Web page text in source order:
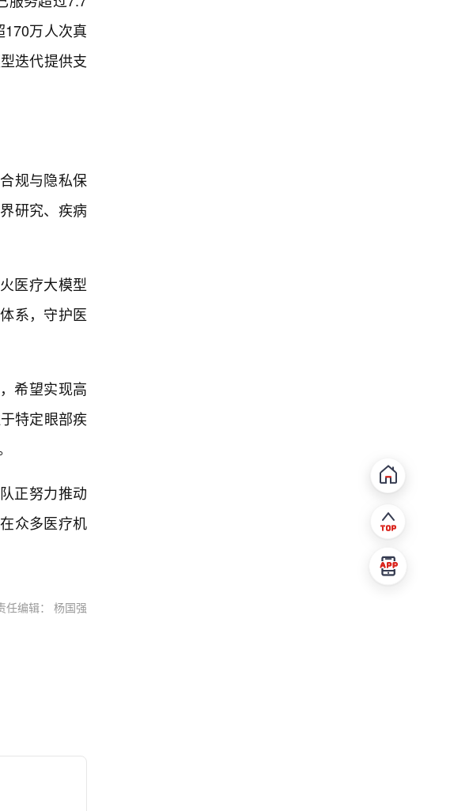
万人次真
迭代提供支
规与隐私保
研究、疾病
医疗大模型
系，守护医
希望实现高
特定眼部疾
正努力推动
众多医疗机
任编辑： 杨国强